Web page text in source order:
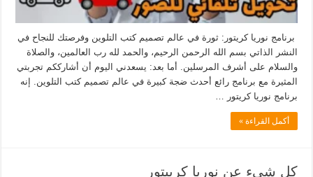
برنامج نوريا كريتور: ثورة في عالم تصميم كتب التلوين وفرصتك للنجاح في
النشر الذاتي بسم الله الرحمن الرحيم، والحمد لله رب العالمين، والصلاة
والسلام على أشرف المرسلين. أما بعد: يسعدني اليوم أن أشارككم تجربتي
المثيرة مع برنامج رائع أحدث ضجة كبيرة في عالم تصميم كتب التلوين. إنه
برنامج نوريا كريتور …
أكمل القراءة »
كل شيء عن نوريا كرييتور